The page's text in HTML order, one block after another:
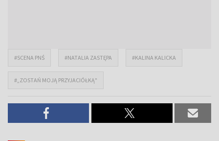
#SCENA PNŚ #NATALIA ZASTĘPA #KALINA KALICKA
#„ZOSTAŃ MOJĄ PRZYJACIÓŁKĄ"